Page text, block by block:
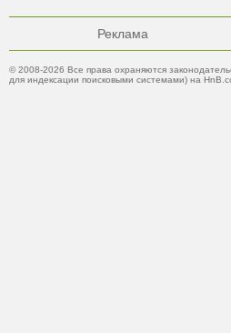
Реклама
© 2008-2026 Все права охраняются
для индексации поисковыми системами) на